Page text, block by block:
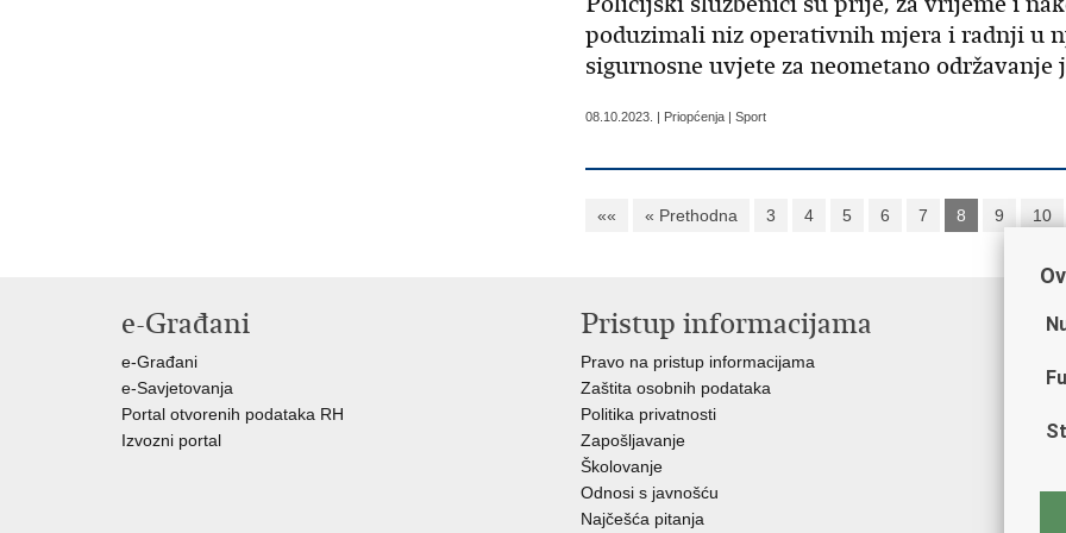
poduzimali niz operativnih mjera i radnji u
sigurnosne uvjete za neometano
08.10.2023. | Priopćenja | Sport
«« « Prethodna 3 4 5 6 7 8 9 10
e-Građani
e-Građani
e-Savjetovanja
Portal otvorenih podataka RH
Izvozni portal
Pristup informacijama
Pravo na pristup informacijama
Zaštita osobnih podataka
Politika privatnosti
Zapošljavanje
Školovanje
Odnosi s javnošću
Najčešća pitanja